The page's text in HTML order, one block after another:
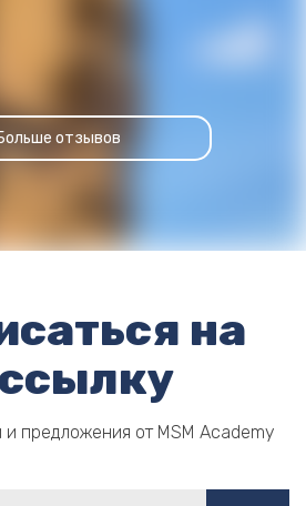
отзывов
на
предложения от MSM Academy